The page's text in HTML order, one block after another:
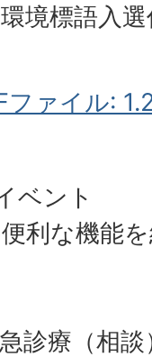
境標語入
ファイル:
ベント
利な機能
診療（相談